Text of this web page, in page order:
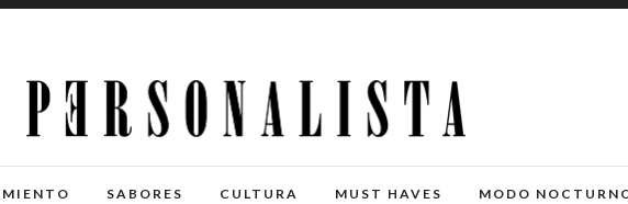
SABORES CULTURA MUST HAVES MODO